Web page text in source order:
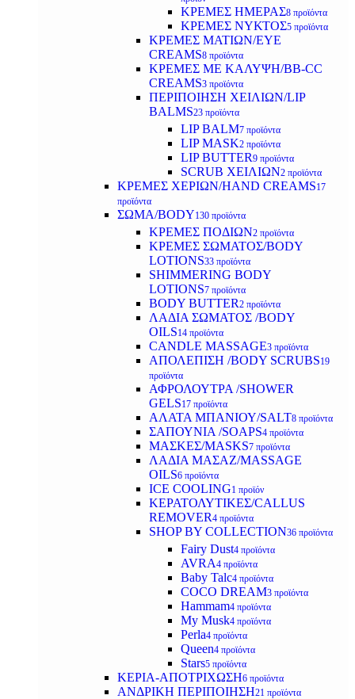
ΚΡΕΜΕΣ ΗΜΕΡΑΣ8 προϊόντα
ΚΡΕΜΕΣ ΝΥΚΤΟΣ5 προϊόντα
ΚΡΕΜΕΣ ΜΑΤΙΩΝ/EYE
CREAMS8 προϊόντα
ΚΡΕΜΕΣ ΜΕ ΚΑΛΥΨΗ/BB-CC
CREAMS3 προϊόντα
ΠΕΡΙΠΟΙΗΣΗ ΧΕΙΛΙΩΝ/LIP
BALMS23 προϊόντα
LIP BALM7 προϊόντα
LIP MASK2 προϊόντα
LIP BUTTER9 προϊόντα
SCRUB ΧΕΙΛΙΩΝ2 προϊόντα
ΚΡΕΜΕΣ ΧΕΡΙΩΝ/HAND CREAMS17
προϊόντα
ΣΩΜΑ/BODY130 προϊόντα
ΚΡΕΜΕΣ ΠΟΔΙΩΝ2 προϊόντα
ΚΡΕΜΕΣ ΣΩΜΑΤΟΣ/BODY
LOTIONS33 προϊόντα
SHIMMERING BODY
LOTIONS7 προϊόντα
BODY BUTTER2 προϊόντα
ΛΑΔΙΑ ΣΩΜΑΤΟΣ /BODY
OILS14 προϊόντα
CANDLE MASSAGE3 προϊόντα
ΑΠΟΛΕΠΙΣΗ /BODY SCRUBS19
προϊόντα
ΑΦΡΟΛΟΥΤΡΑ /SHOWER
GELS17 προϊόντα
ΑΛΑΤΑ ΜΠΑΝΙΟΥ/SALT8 προϊόντα
ΣΑΠΟΥΝΙΑ /SOAPS4 προϊόντα
ΜΑΣΚΕΣ/MASKS7 προϊόντα
ΛΑΔΙΑ ΜΑΣΑΖ/MASSAGE
OILS6 προϊόντα
ICE COOLING1 προϊόν
ΚΕΡΑΤΟΛΥΤΙΚΕΣ/CALLUS
REMOVER4 προϊόντα
SHOP BY COLLECTION36 προϊόντα
Fairy Dust4 προϊόντα
AVRA4 προϊόντα
Baby Talc4 προϊόντα
COCO DREAM3 προϊόντα
Hammam4 προϊόντα
My Musk4 προϊόντα
Perla4 προϊόντα
Queen4 προϊόντα
Stars5 προϊόντα
ΚΕΡΙΑ-ΑΠΟΤΡΙΧΩΣΗ6 προϊόντα
ΑΝΔΡΙΚΗ ΠΕΡΙΠΟΙΗΣΗ21 προϊόντα